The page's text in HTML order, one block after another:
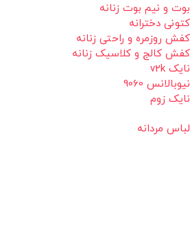
بوت و نیم بوت زنانه
کتونی دخترانه
کفش روزمره و راحتی زنانه
کفش کالج و کلاسیک زنانه
نایک v2k
نیوبالانس 9060
نایک زوم
لباس مردانه